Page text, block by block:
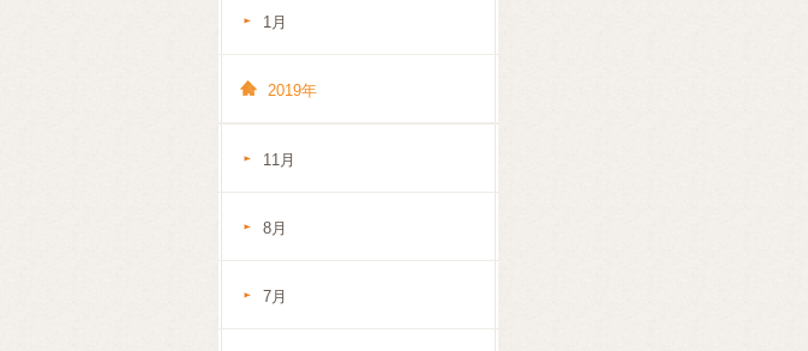
1月
2019年
11月
8月
7月